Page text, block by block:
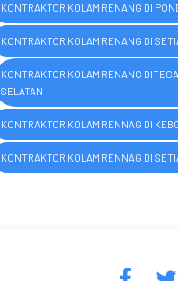
KONTRAKTOR KOLAM RENANG DI
KONTRAKTOR KOLAM RENANG DI
KONTRAKTOR KOLAM RENANG
SELATAN
KONTRAKTOR KOLAM RENNAG DI
KONTRAKTOR KOLAM RENNAG DI